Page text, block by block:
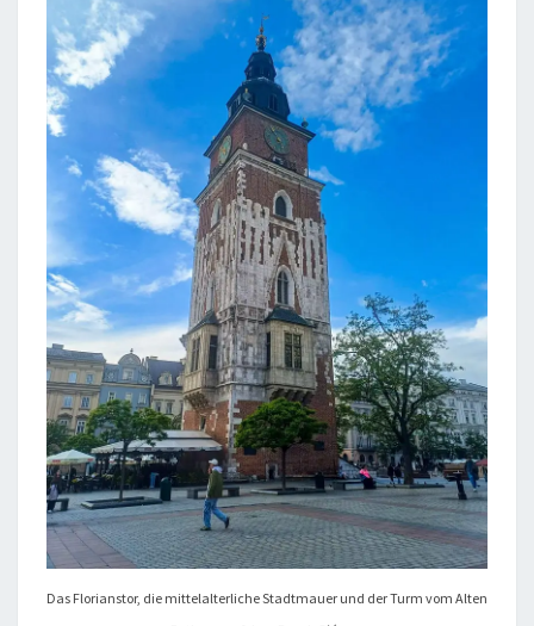
Das Florianstor, die mittelalterliche Stadtmauer und der Turm vom Alten